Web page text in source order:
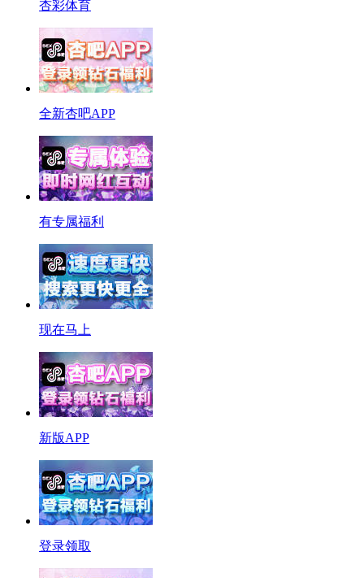
杏彩体育
全新杏吧APP
有专属福利
现在马上
新版APP
登录领取